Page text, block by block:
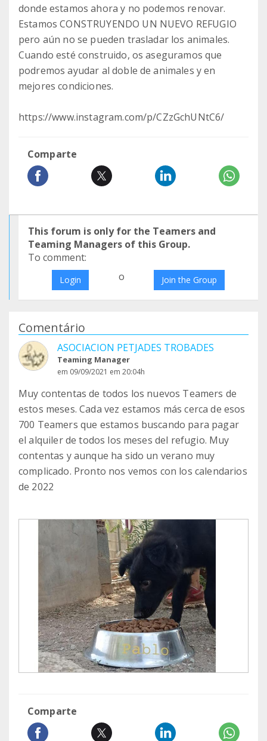
donde estamos ahora y no podemos renovar.
Estamos CONSTRUYENDO UN NUEVO REFUGIO
pero aún no se pueden trasladar los animales.
Cuando esté construido, os aseguramos que
podremos ayudar al doble de animales y en
mejores condiciones.
https://www.instagram.com/p/CZzGchUNtC6/
Comparte
This forum is only for the Teamers and
Teaming Managers of this Group.
To comment:
Login o Join the Group
Comentário
ASOCIACION PETJADES TROBADES
Teaming Manager
em 09/09/2021 em 20:04h
Muy contentas de todos los nuevos Teamers de
estos meses. Cada vez estamos más cerca de esos
700 Teamers que estamos buscando para pagar
el alquiler de todos los meses del refugio. Muy
contentas y aunque ha sido un verano muy
complicado. Pronto nos vemos con los calendarios
de 2022
Comparte